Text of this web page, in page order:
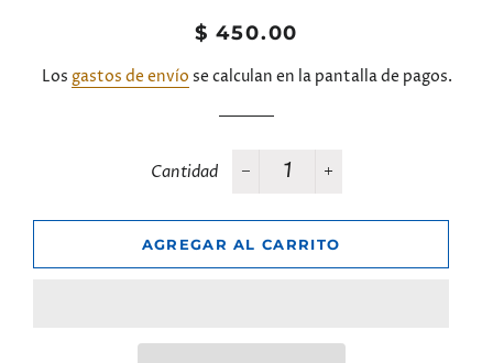
Precio
Precio
venta
$ 450.00
Los gastos de envío se calculan en la pantalla de pagos.
Cantidad
AGREGAR AL CARRITO